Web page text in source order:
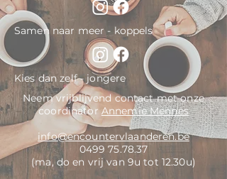
Samen naar meer - koppels
Kies dan zelf - jongere
Neem vrijblijvend contact met onze
coordinatorAnnemie Mennes
info@encountervlaanderen.be
0499 75.78.37
(ma, do en vrij van 9u tot 12.30u)